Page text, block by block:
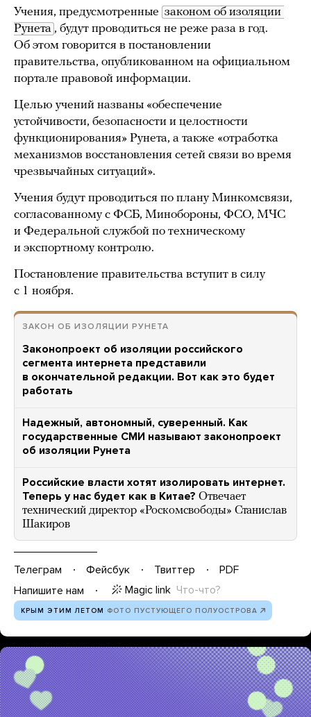
Учения, предусмотренные законом об изоляции
Рунета , будут проводиться не реже раза в год.
Об этом говорится в постановлении
правительства, опубликованном на официальном
портале правовой информации.
Целью учений названы «обеспечение
устойчивости, безопасности и целостности
функционирования» Рунета, а также «отработка
механизмов восстановления сетей связи во время
чрезвычайных ситуаций».
Учения будут проводиться по плану Минкомсвязи,
согласованному с ФСБ, Минобороны, ФСО, МЧС
и Федеральной службой по техническому
и экспортному контролю.
Постановление правительства вступит в силу
с 1 ноября.
ЗАКОН ОБ ИЗОЛЯЦИИ РУНЕТА
Законопроект об изоляции российского
сегмента интернета представили
в окончательной редакции. Вот как это будет
работать
Надежный, автономный, суверенный. Как
государственные СМИ называют законопроект
об изоляции Рунета
Российские власти хотят изолировать интернет.
Теперь у нас будет как в Китае? Отвечает
технический директор «Роскомсвободы» Станислав
Шакиров
Телеграм Фейсбук Твиттер
PDF
Напишите нам
Magic link Что-что?
КРЫМ ЭТИМ ЛЕТОМ ФОТО ПУСТУЮЩЕГО ПОЛУОСТРОВА